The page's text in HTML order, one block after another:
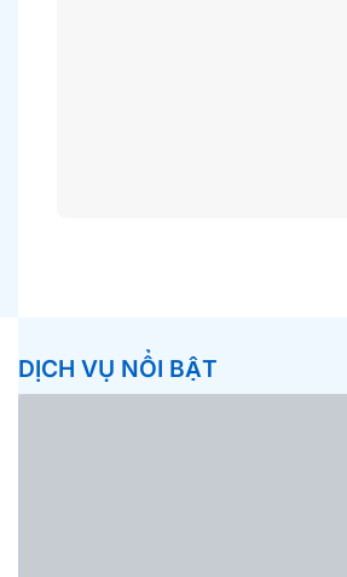
DỊCH VỤ NỔI BẬT